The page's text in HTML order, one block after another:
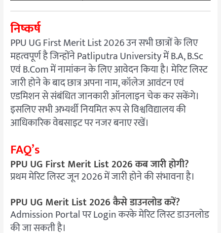
निष्कर्ष
PPU UG First Merit List 2026 उन सभी छात्रों के लिए
महत्वपूर्ण है जिन्होंने Patliputra University में B.A, B.Sc
एवं B.Com में नामांकन के लिए आवेदन किया है। मेरिट लिस्ट
जारी होने के बाद छात्र अपना नाम, कॉलेज आवंटन एवं
एडमिशन से संबंधित जानकारी ऑनलाइन चेक कर सकेंगे।
इसलिए सभी अभ्यर्थी नियमित रूप से विश्वविद्यालय की
आधिकारिक वेबसाइट पर नजर बनाए रखें।
FAQ’s
PPU UG First Merit List 2026 कब जारी होगी?
प्रथम मेरिट लिस्ट जून 2026 में जारी होने की संभावना है।
PPU UG Merit List 2026 कैसे डाउनलोड करें?
Admission Portal पर Login करके मेरिट लिस्ट डाउनलोड
की जा सकती है।